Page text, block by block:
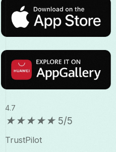
4.7
★★★★★ 5/5
TrustPilot